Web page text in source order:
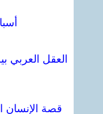
العقل العربي
قصة الإنسان